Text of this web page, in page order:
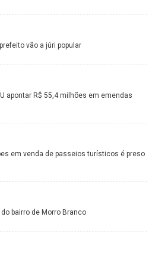
vão a júri popular
apontar R$ 55,4 milhões em emendas
em venda de passeios turísticos é preso
bairro de Morro Branco